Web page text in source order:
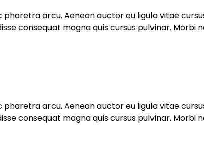
arcu. Aenean auctor eu ligula vitae
consequat magna quis cursus pulvinar. Morbi
arcu. Aenean auctor eu ligula vitae
consequat magna quis cursus pulvinar. Morbi